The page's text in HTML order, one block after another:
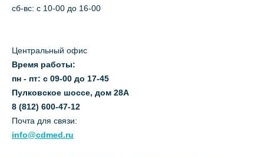
сб-вс: с 10-00 до 16-00
Центральный офис
Время работы:
пн - пт: с 09-00 до 17-45
Пулковское шоссе, дом 28А
8 (812) 600-47-12
Почта для связи:
info@cdmed.ru